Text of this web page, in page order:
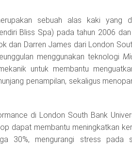
sebuah alas kaki yang
Bliss Spa) pada tahun 2006
dan Darren James dari London
menggunakan teknologi
untuk membantu
penampilan, sekaligus
di London South Bank
dapat membantu meningkatkan
30%, mengurangi stress pada